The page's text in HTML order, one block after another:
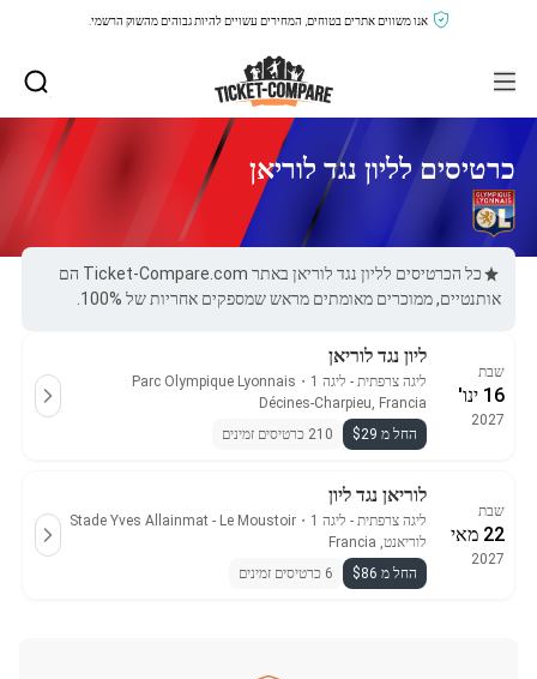
אנו משווים אתרים בטוחים, המחירים עשויים להיות גבוהים מהשוק הרשמי.
כרטיסים לליון נגד לוריאן
כל הכרטיסים לליון נגד לוריאן באתר Ticket-Compare.com הם
אותנטיים, ממוכרים מאומתים מראש שמספקים אחריות של 100%.
שבת
16 ינו'
2027
ליון נגד לוריאן
ליגה צרפתית - ליגה 1 ・
Parc Olympique Lyonnais
Décines-Charpieu, Francia
החל מ $29
210 כרטיסים זמינים
שבת
22 מאי
2027
לוריאן נגד ליון
ליגה צרפתית - ליגה 1 ・
Stade Yves Allainmat - Le Moustoir
לוריאנט, Francia
החל מ $86
6 כרטיסים זמינים